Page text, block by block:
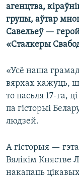
агенцтва,
групы, аўтар
Савельеў —
«Сталкеры
«Усё наша
вярхах кажуць,
то пасьля 17-га,
па гісторыі
людзей.
А гісторыя —
Вялікім Княстве
накапаць